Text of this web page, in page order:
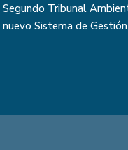
Segundo Tribunal
nuevo Sistema de